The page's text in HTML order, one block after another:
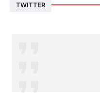
TWITTER